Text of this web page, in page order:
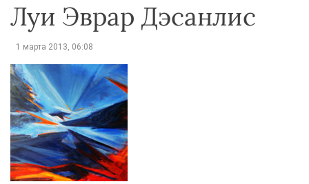
Луи Эврар Дэсанлис
1 марта 2013, 06:08